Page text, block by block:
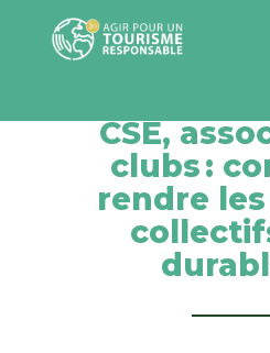
CSE,
clubs :
rendre